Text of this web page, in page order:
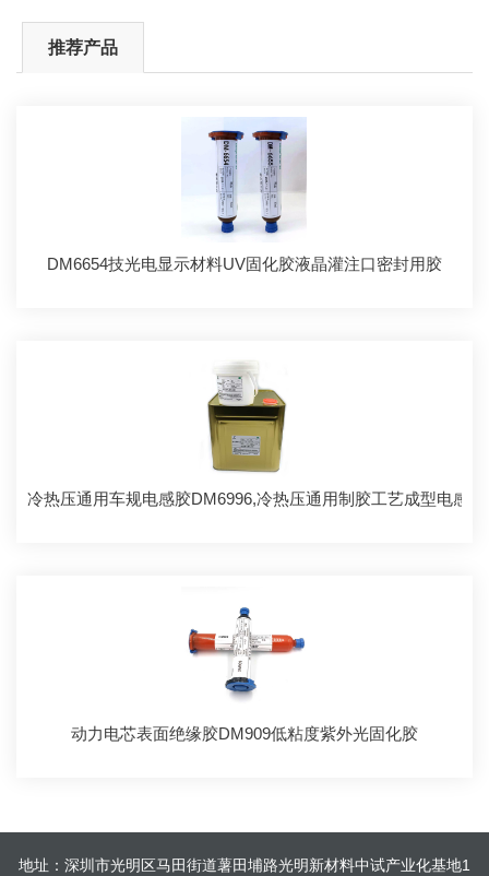
推荐产品
DM6654技光电显示材料UV固化胶液晶灌注口密封用胶
冷热压通用车规电感胶DM6996,冷热压通用制胶工艺成型电感
动力电芯表面绝缘胶DM909低粘度紫外光固化胶
地址：深圳市光明区马田街道薯田埔路光明新材料中试产业化基地1